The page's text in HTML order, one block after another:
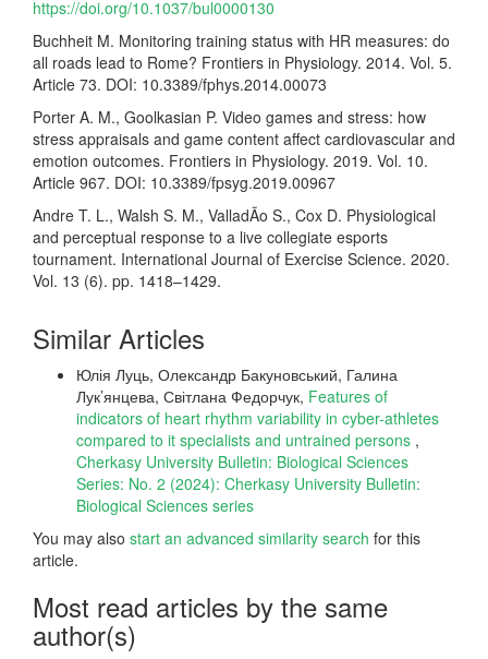
https://doi.org/10.1037/bul0000130
Buchheit M. Monitoring training status with HR measures: do
all roads lead to Rome? Frontiers in Physiology. 2014. Vol. 5.
Article 73. DOI: 10.3389/fphys.2014.00073
Porter A. M., Goolkasian P. Video games and stress: how
stress appraisals and game content affect cardiovascular and
emotion outcomes. Frontiers in Physiology. 2019. Vol. 10.
Article 967. DOI: 10.3389/fpsyg.2019.00967
Andre T. L., Walsh S. M., ValladÃo S., Cox D. Physiological
and perceptual response to a live collegiate esports
tournament. International Journal of Exercise Science. 2020.
Vol. 13 (6). pp. 1418–1429.
Similar Articles
Юлія Луць, Олександр Бакуновський, Галина
Лук’янцева, Світлана Федорчук, Features of
indicators of heart rhythm variability in cyber-athletes
compared to it specialists and untrained persons ,
Cherkasy University Bulletin: Biological Sciences
Series: No. 2 (2024): Cherkasy University Bulletin:
Biological Sciences series
You may also start an advanced similarity search for this
article.
Most read articles by the same
author(s)